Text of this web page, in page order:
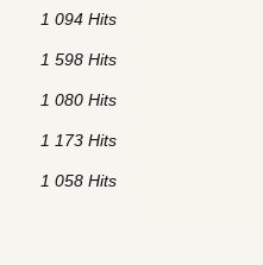
1 094 Hits
1 598 Hits
1 080 Hits
1 173 Hits
1 058 Hits